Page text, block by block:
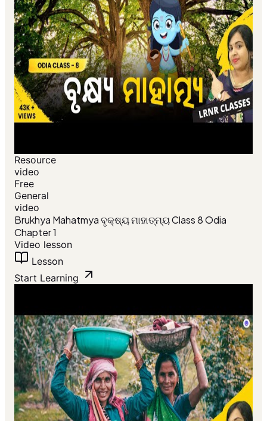
Resource
video
Free
General
video
Brukhya Mahatmya ବୃକ୍ଷ୍ୟ ମାହାତ୍ମ୍ୟ Class 8 Odia
Chapter 1
Video lesson
Lesson
Start Learning